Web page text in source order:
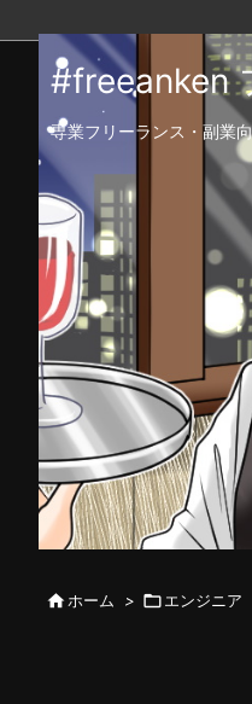
#freeanken
専業フリーランス・副業
 ホーム > エンジニア